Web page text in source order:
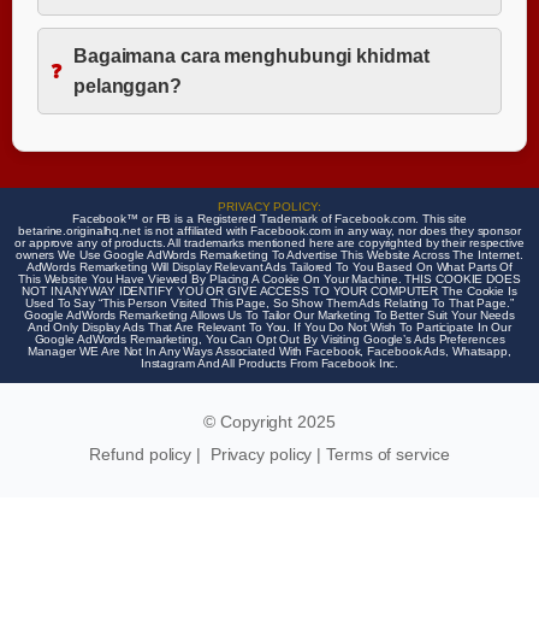
Bagaimana cara menghubungi khidmat
pelanggan?
PRIVACY POLICY:
Facebook™️ or FB is a Registered Trademark of Facebook.com. This site
betarine.originalhq.net is not affiliated with Facebook.com in any way, nor does they sponsor
or approve any of products. All trademarks mentioned here are copyrighted by their respective
owners We Use Google AdWords Remarketing To Advertise This Website Across The Internet.
AdWords Remarketing Will Display Relevant Ads Tailored To You Based On What Parts Of
This Website You Have Viewed By Placing A Cookie On Your Machine. THIS COOKIE DOES
NOT IN ANYWAY IDENTIFY YOU OR GIVE ACCESS TO YOUR COMPUTER The Cookie Is
Used To Say “This Person Visited This Page, So Show Them Ads Relating To That Page.”
Google AdWords Remarketing Allows Us To Tailor Our Marketing To Better Suit Your Needs
And Only Display Ads That Are Relevant To You. If You Do Not Wish To Participate In Our
Google AdWords Remarketing, You Can Opt Out By Visiting Google’s Ads Preferences
Manager WE Are Not In Any Ways Associated With Facebook, Facebook Ads, Whatsapp,
Instagram And All Products From Facebook Inc.
© Copyright 2025
Refund policy | Privacy policy |Terms of service